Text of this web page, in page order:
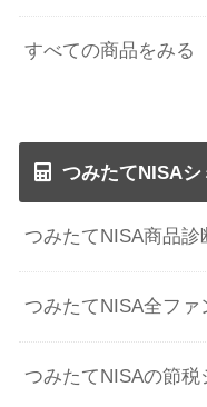
すべての商品をみる
つみたてNISAシ
つみたてNISA商品診
つみたてNISA全ファ
つみたてNISAの節税